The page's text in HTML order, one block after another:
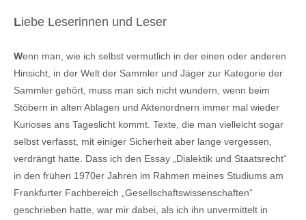
Liebe Leserinnen und Leser
Wenn man, wie ich selbst vermutlich in der einen oder anderen
Hinsicht, in der Welt der Sammler und Jäger zur Kategorie der
Sammler gehört, muss man sich nicht wundern, wenn beim
Stöbern in alten Ablagen und Aktenordnern immer mal wieder
Kurioses ans Tageslicht kommt. Texte, die man vielleicht sogar
selbst verfasst, mit einiger Sicherheit aber lange vergessen,
verdrängt hatte. Dass ich den Essay „Dialektik und Staatsrecht“
in den frühen 1970er Jahren im Rahmen meines Studiums am
Frankfurter Fachbereich „Gesellschaftswissenschaften“
geschrieben hatte, war mir dabei, als ich ihn unvermittelt in